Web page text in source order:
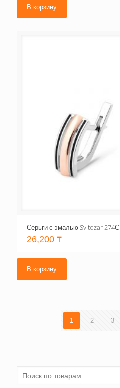
В корзину
Серьги с эмалью Svitozar 274С
26,200 ₸
В корзину
1 2 3